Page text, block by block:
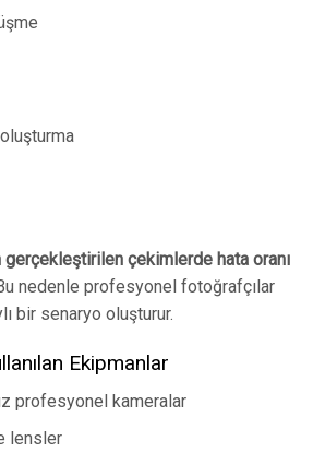
gerçekleştirilen çekimlerde hata oranı
nedenle profesyonel fotoğrafçılar
bir senaryo oluşturur.
Ekipmanlar
profesyonel kameralar
lensler